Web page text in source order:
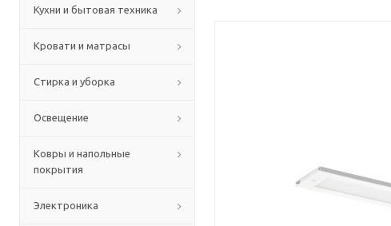
Кухни и бытовая техника
Кровати и матрасы
Стирка и уборка
Освещение
Ковры и напольные
покрытия
Электроника